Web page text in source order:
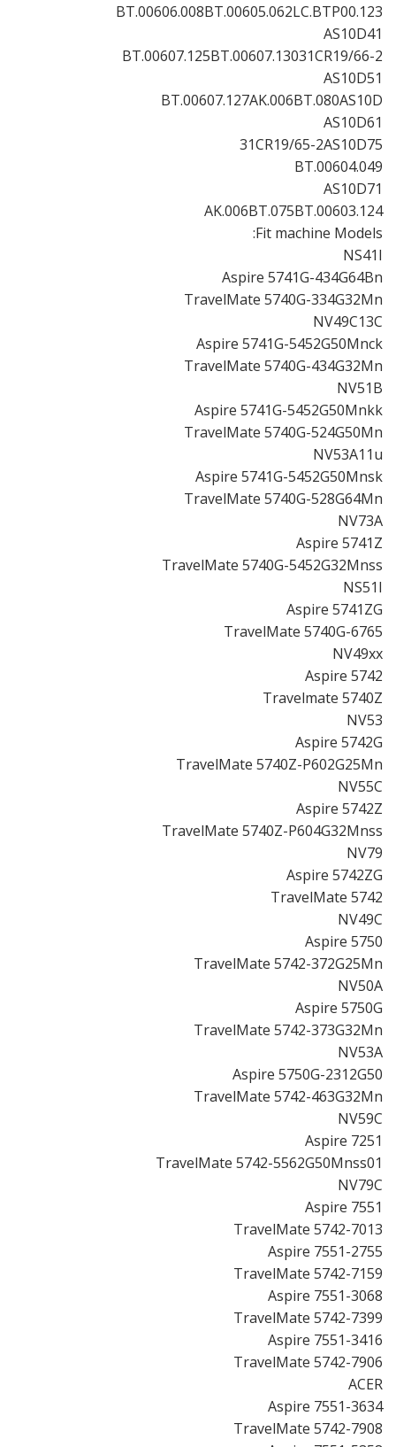
BT.00606.008BT.00605.062LC.BTP00.123
AS10D41
BT.00607.125BT.00607.13031CR19/66-2
AS10D51
BT.00607.127AK.006BT.080AS10D
AS10D61
31CR19/65-2AS10D75
BT.00604.049
AS10D71
AK.006BT.075BT.00603.124
Fit machine Models:
NS41I
Aspire 5741G-434G64Bn
TravelMate 5740G-334G32Mn
NV49C13C
Aspire 5741G-5452G50Mnck
TravelMate 5740G-434G32Mn
NV51B
Aspire 5741G-5452G50Mnkk
TravelMate 5740G-524G50Mn
NV53A11u
Aspire 5741G-5452G50Mnsk
TravelMate 5740G-528G64Mn
NV73A
Aspire 5741Z
TravelMate 5740G-5452G32Mnss
NS51I
Aspire 5741ZG
TravelMate 5740G-6765
NV49xx
Aspire 5742
Travelmate 5740Z
NV53
Aspire 5742G
TravelMate 5740Z-P602G25Mn
NV55C
Aspire 5742Z
TravelMate 5740Z-P604G32Mnss
NV79
Aspire 5742ZG
TravelMate 5742
NV49C
Aspire 5750
TravelMate 5742-372G25Mn
NV50A
Aspire 5750G
TravelMate 5742-373G32Mn
NV53A
Aspire 5750G-2312G50
TravelMate 5742-463G32Mn
NV59C
Aspire 7251
TravelMate 5742-5562G50Mnss01
NV79C
Aspire 7551
TravelMate 5742-7013
Aspire 7551-2755
TravelMate 5742-7159
Aspire 7551-3068
TravelMate 5742-7399
Aspire 7551-3416
TravelMate 5742-7906
ACER
Aspire 7551-3634
TravelMate 5742-7908